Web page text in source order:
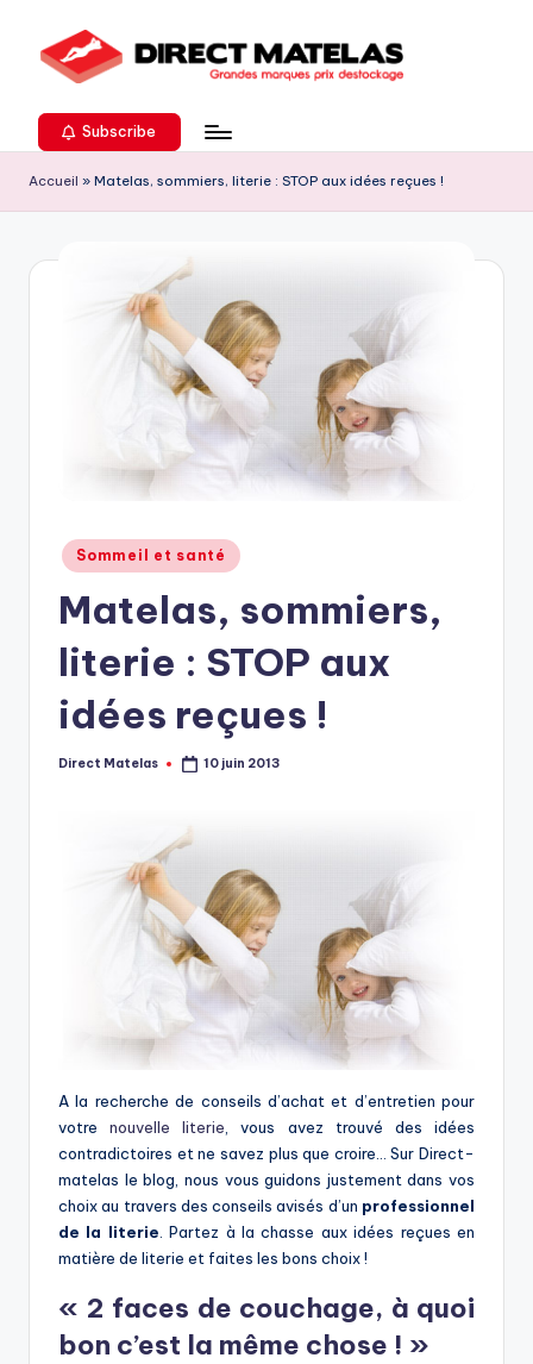
Subscribe
Accueil » Matelas, sommiers, literie : STOP aux idées reçues !
Sommeil et santé
Matelas, sommiers,
literie : STOP aux
idées reçues !
Direct Matelas 10 juin 2013
A la recherche de conseils d’achat et d’entretien pour
votrenouvelle literie , vous avez trouvé des idées
contradictoires et ne savez plus que croire… Sur Direct-
matelas le blog, nous vous guidons justement dans vos
choix au travers des conseils avisés d’un professionnel
de la literie . Partez à la chasse aux idées reçues en
matière de literie et faites les bons choix !
« 2 faces de couchage, à quoi
bon c’est la même chose ! »